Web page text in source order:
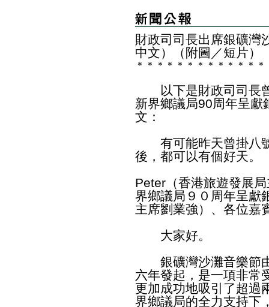
財政司司長出席銀礦灣
中文）（附圖／短片）
＊ ＊ ＊ ＊ ＊ ＊ ＊ ＊ ＊ ＊ ＊ ＊ ＊
以下是財政司司長曾
新界鄉議局90周年呈獻
文：
有可能昨天曾掛八號
後，都可以有個好天。
Peter（香港旅遊發展
界鄉議局９０周年呈獻
主席劉業強）、各位嘉
大家好。
銀礦灣沙灘音樂節由
六年發起，是一項非常
更加成功地吸引了超過
界鄉議局的全力支持下